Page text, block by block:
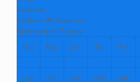
Καρδίτσα
Σάββατο, 08 Αύγουστος
Πρόγνωση για 7 μέρες
Παρ
Κυρ Δευ Τρι Τετ
+36° +40° +37° +38° +39°